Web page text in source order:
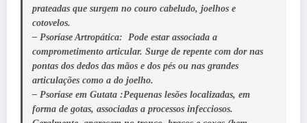
prateadas que surgem no couro cabeludo, joelhos e
cotovelos.
– Psoríase Artropática: Pode estar associada a
comprometimento articular. Surge de repente com dor nas
pontas dos dedos das mãos e dos pés ou nas grandes
articulações como a do joelho.
– Psoríase em Gutata :Pequenas lesões localizadas, em
forma de gotas, associadas a processos infecciosos.